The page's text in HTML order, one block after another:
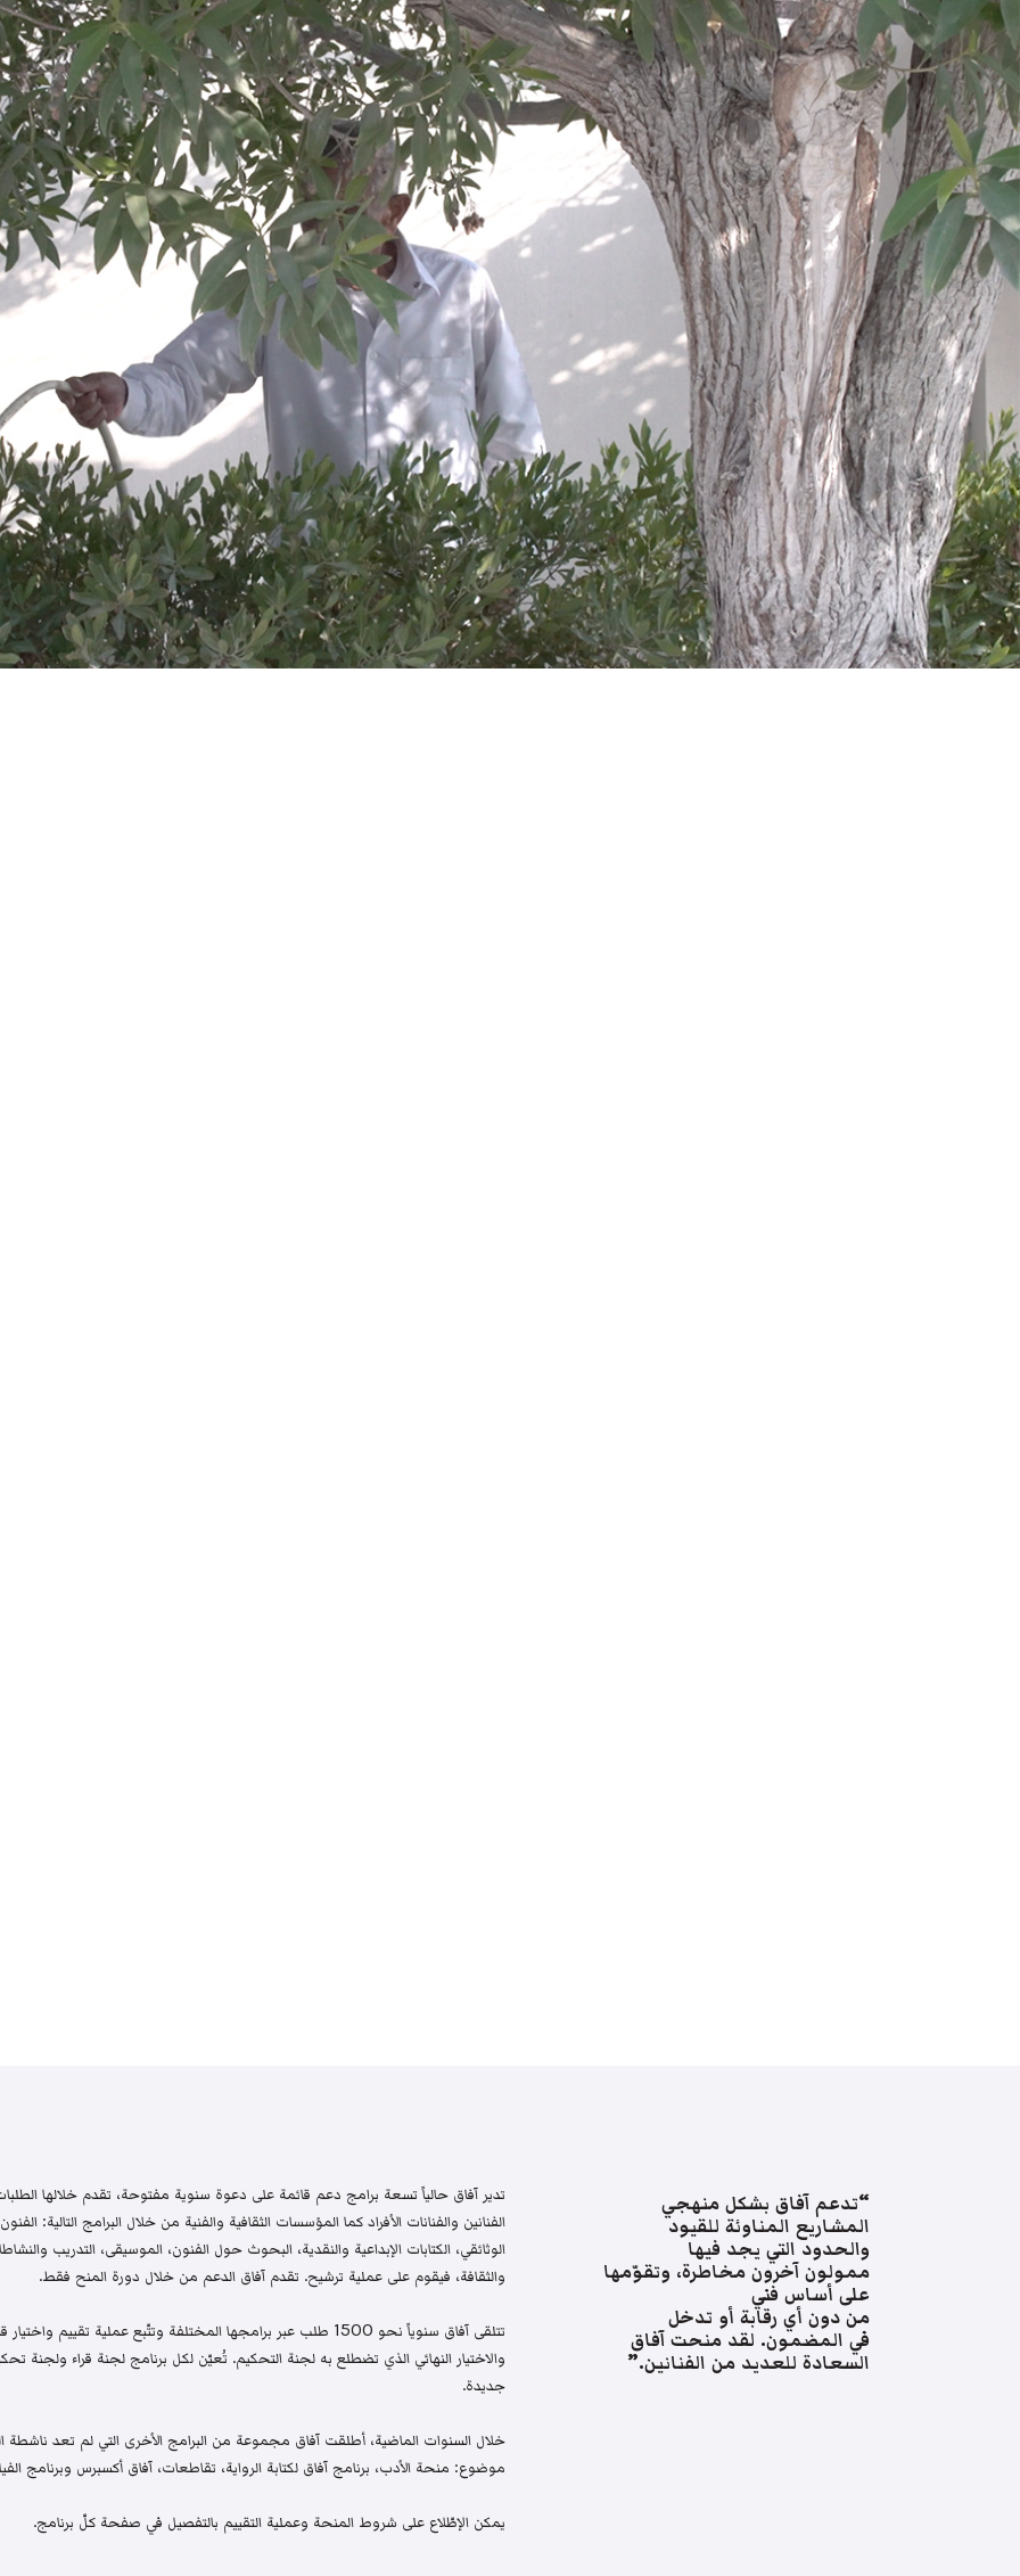
“تدعم آفاق بشكل منهجي
المشاريع المناوئة للقيود
والحدود التي يجد فيها
ممولون آخرون مخاطرة، وتقوّمها
على أساس فني
من دون أي رقابة أو تدخل
في المضمون. لقد منحت آفاق
السعادة للعديد من الفنانين.”
تدير آفاق حالياً تسعة برامج دعم قائمة على دعوة سنوية مفتوحة، تقدم خلالها
الفنانين والفنانات الأفراد كما المؤسسات الثقافية والفنية من خلال البرامج التالية:
الوثائقي، الكتابات الإبداعية والنقدية، البحوث حول الفنون، الموسيقى، التدريب
والثقافة، فيقوم على عملية ترشيح. تقدم آفاق الدعم من خلال دورة المنح فقط.
تتلقى آفاق سنوياً نحو 1500 طلب عبر برامجها المختلفة وتتّبع عملية
والاختيار النهائي الذي تضطلع به لجنة التحكيم. تُعيّن لكل برنامج لجنة قراء
جديدة.
خلال السنوات الماضية، أطلقت آفاق مجموعة من البرامج الأخرى التي لم تعد ناشطة
موضوع: منحة الأدب، برنامج آفاق لكتابة الرواية، تقاطعات، آفاق أكسبرس وبرنامج
يمكن الإطّلاع على شروط المنحة وعملية التقييم بالتفصيل في صفحة كلّ برنامج.